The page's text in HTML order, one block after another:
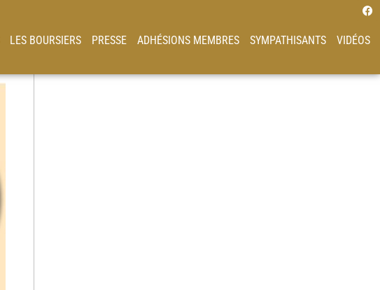
LES BOURSIERS PRESSE ADHÉSIONS MEMBRES SYMPATHISANTS VIDÉOS